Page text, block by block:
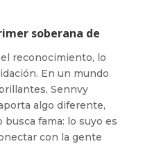
soberana de
reconocimiento, lo
En un mundo
Sennvy
algo diferente,
fama: lo suyo es
con la gente